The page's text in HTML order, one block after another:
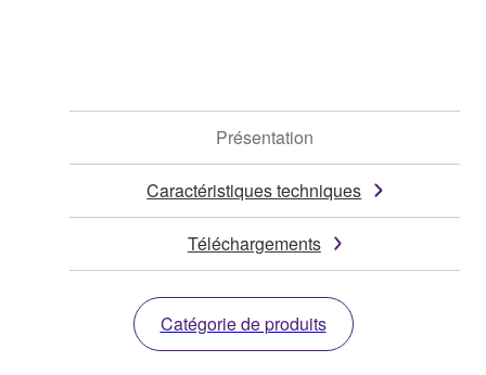
Présentation
Caractéristiques techniques
Téléchargements
Catégorie de produits